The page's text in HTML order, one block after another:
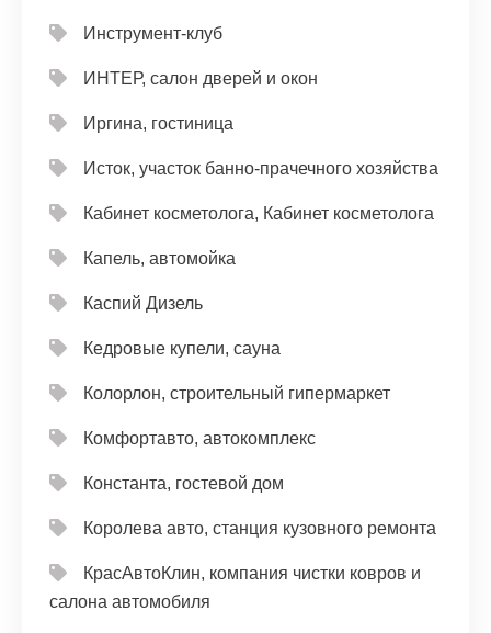
Инструмент-клуб
ИНТЕР, салон дверей и окон
Иргина, гостиница
Исток, участок банно-прачечного хозяйства
Кабинет косметолога, Кабинет косметолога
Капель, автомойка
Каспий Дизель
Кедровые купели, сауна
Колорлон, строительный гипермаркет
Комфортавто, автокомплекс
Константа, гостевой дом
Королева авто, станция кузовного ремонта
КрасАвтоКлин, компания чистки ковров и
салона автомобиля